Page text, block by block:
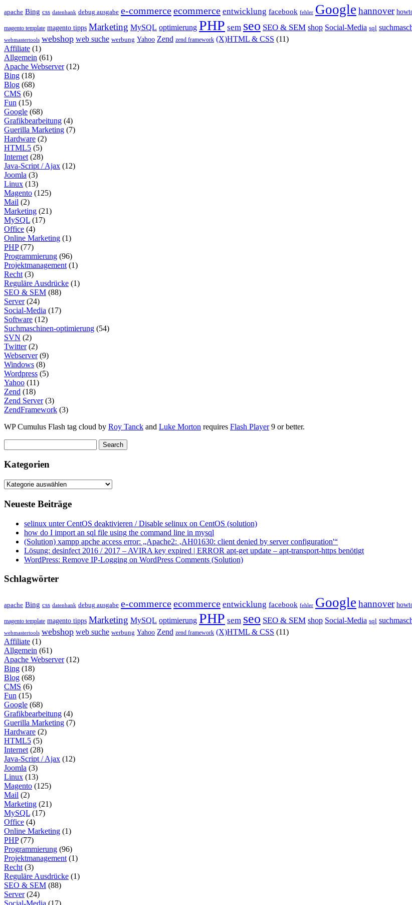
apache Bing css datenbank debug ausgabe e-commerceecommerce entwicklung facebook fehler Google hannover
magento template magento tipps Marketing MySQL optimierung PHP sem seo SEO & SEM shop Social-Media sql
webmastertools webshop web suche werbung Yahoo Zend zend framework (X)HTML & CSS (11)
Affiliate (1)
Allgemein (61)
Apache Webserver(12)
Bing (18)
Blog (68)
CMS (6)
Fun (15)
Google (68)
Grafikbearbeitung (4)
Guerilla Marketing (7)
Hardware (2)
HTML5 (5)
Internet (28)
Java-Script / Ajax (12)
Joomla (3)
Linux (13)
Magento (125)
Mail (2)
Marketing (21)
MySQL (17)
Office (4)
Online Marketing (1)
PHP(77)
Programmierung (96)
Projektmanagement (1)
Recht (3)
Reguläre Ausdrücke (1)
SEO & SEM (88)
Server(24)
Social-Media (17)
Software (12)
Suchmaschinen-optimierung (54)
SVN (2)
Twitter(2)
Webserver(9)
Windows (8)
Wordpress (5)
Yahoo (11)
Zend (18)
Zend Server(3)
ZendFramework (3)
WP Cumulus Flash tag cloud by Roy Tanck and Luke Morton requires Flash Player9 or better.
Kategorien
Kategorien
Neueste Beiträge
selinux unter CentOS deaktivieren / Disable selinux on CentOS (solution)
how do I import an sql file using the command line in mysql
(Solution) xampp apche access error: „Apache2: ‚AH01630: client denied by server configuration'“
Lösung: desinfect 2016 / 2017 – AVIRA key expired | ERROR apt-get update – apt-transport-https benötigt
WordPress: Remove IP-Logging on WordPress Comments (Solution)
Schlagwörter
apache Bing css datenbank debug ausgabe e-commerceecommerce entwicklung facebook fehler Google hannover
magento template magento tipps Marketing MySQL optimierung PHP sem seo SEO & SEM shop Social-Media sql
webmastertools webshop web suche werbung Yahoo Zend zend framework (X)HTML & CSS (11)
Affiliate (1)
Allgemein (61)
Apache Webserver(12)
Bing (18)
Blog (68)
CMS (6)
Fun (15)
Google (68)
Grafikbearbeitung (4)
Guerilla Marketing (7)
Hardware (2)
HTML5 (5)
Internet (28)
Java-Script / Ajax (12)
Joomla (3)
Linux (13)
Magento (125)
Mail (2)
Marketing (21)
MySQL (17)
Office (4)
Online Marketing (1)
PHP(77)
Programmierung (96)
Projektmanagement (1)
Recht (3)
Reguläre Ausdrücke (1)
SEO & SEM (88)
Server(24)
Social-Media (17)